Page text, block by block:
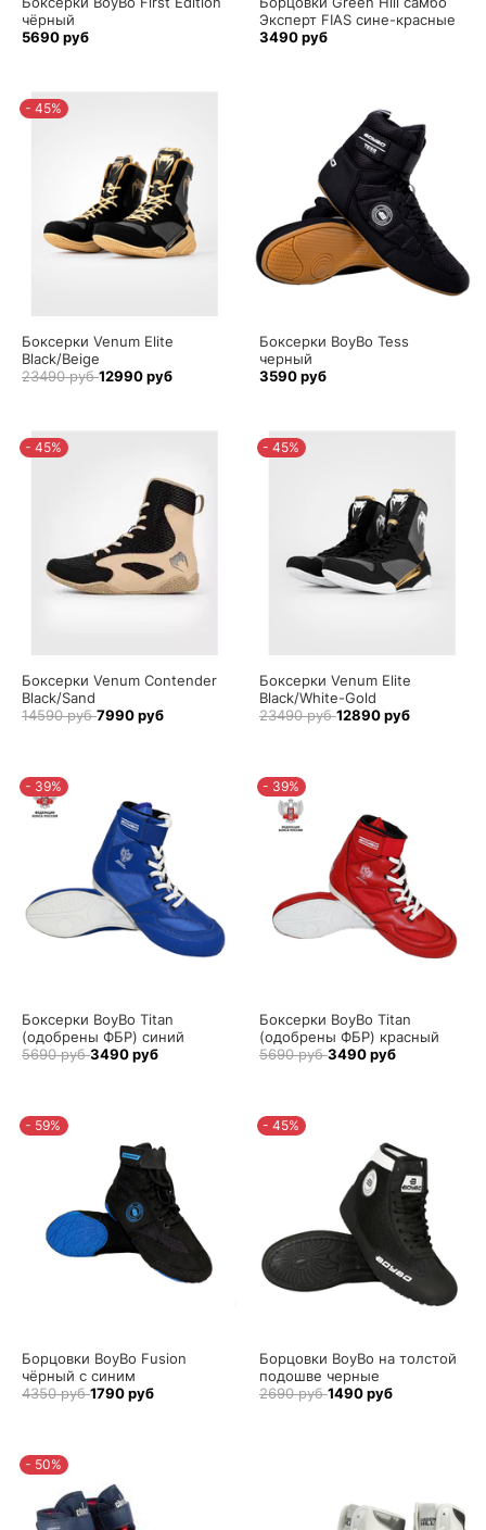
чёрный
5690 руб
Эксперт FIAS сине-красные
3490 руб
- 45%
Боксерки Venum Elite
Black/Beige
23490 руб12990 руб
Боксерки BoyBo Tess
черный
3590 руб
- 45%
Боксерки Venum Contender
Black/Sand
14590 руб7990 руб
- 45%
Боксерки Venum Elite
Black/White-Gold
23490 руб12890 руб
- 39%
Боксерки BoyBo Titan
(одобрены ФБР) синий
5690 руб3490 руб
- 39%
Боксерки BoyBo Titan
(одобрены ФБР) красный
5690 руб3490 руб
- 59%
Борцовки BoyBo Fusion
чёрный с синим
4350 руб1790 руб
- 45%
Борцовки BoyBo на толстой
подошве черные
2690 руб1490 руб
- 50%